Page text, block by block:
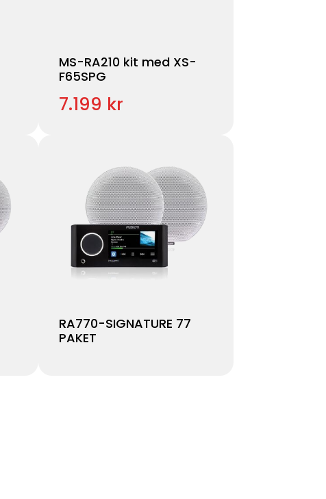
MS-RA210 kit med XS-
F65SPG
7.199 kr
RA770-SIGNATURE 77
PAKET